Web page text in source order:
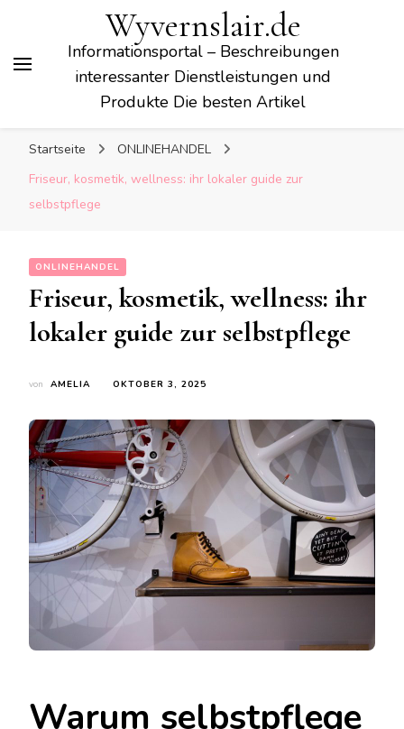
Wyvernslair.de
Informationsportal – Beschreibungen
interessanter Dienstleistungen und
Produkte Die besten Artikel
Startseite
ONLINEHANDEL
Friseur, kosmetik, wellness: ihr lokaler guide zur
selbstpflege
ONLINEHANDEL
Friseur, kosmetik, wellness: ihr
lokaler guide zur selbstpflege
von AMELIA OKTOBER 3, 2025
Warum selbstpflege